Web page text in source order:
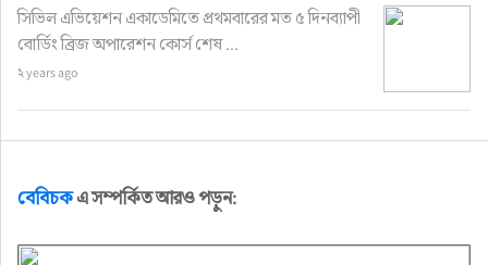
সিভিল এভিয়েশন একাডেমিতে প্রথমবারের মত ৫ দিনব্যাপী
বোর্ডিং ব্রিজ অপারেশন কোর্স শেষ ...
২ years ago
বেবিচকএ সম্পর্কিত আরও পড়ুন: